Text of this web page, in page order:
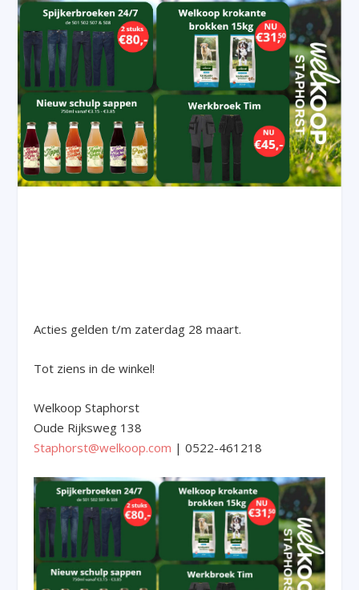
Acties gelden t/m zaterdag 28 maart.
Tot ziens in de winkel!
Welkoop Staphorst
Oude Rijksweg 138
Staphorst@welkoop.com | 0522-461218